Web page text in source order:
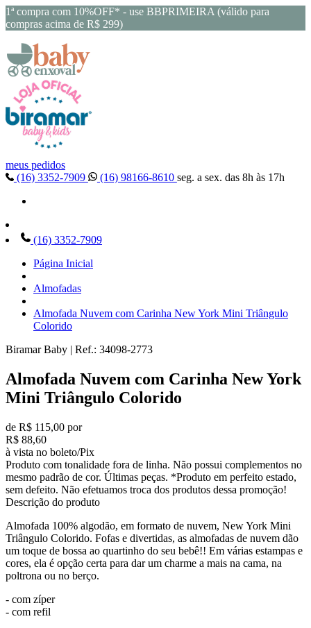
1ª compra com 10%OFF* - use BBPRIMEIRA (válido para
compras acima de R$ 299)
meus pedidos
(16) 3352-7909
(16) 98166-8610 seg. a sex. das 8h às 17h
(16) 3352-7909
Página Inicial
Almofadas
Almofada Nuvem com Carinha New York Mini Triângulo
Colorido
Biramar Baby | Ref.: 34098-2773
Almofada Nuvem com Carinha New York
Mini Triângulo Colorido
de R$ 115,00 por
R$ 88,60
à vista no boleto/Pix
Produto com tonalidade fora de linha. Não possui complementos no
mesmo padrão de cor. Últimas peças. *Produto em perfeito estado,
sem defeito. Não efetuamos troca dos produtos dessa promoção!
Descrição do produto
Almofada 100% algodão, em formato de nuvem, New York Mini
Triângulo Colorido. Fofas e divertidas, as almofadas de nuvem dão
um toque de bossa ao quartinho do seu bebê!! Em várias estampas e
cores, ela é opção certa para dar um charme a mais na cama, na
poltrona ou no berço.
- com zíper
- com refil